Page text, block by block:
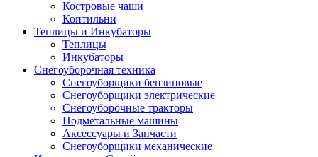
Костровые чаши
Коптильни
Теплицы и Инкубаторы
Теплицы
Инкубаторы
Снегоуборочная техника
Снегоуборщики бензиновые
Снегоуборщики электрические
Снегоуборочные тракторы
Подметальные машины
Аксессуары и Запчасти
Снегоуборщики механические